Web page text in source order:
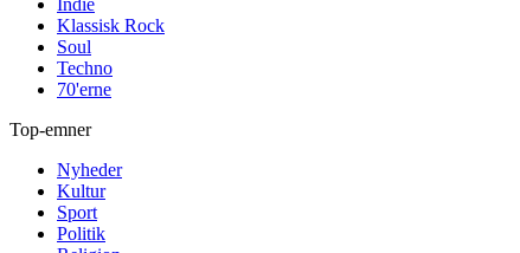
Indie
Klassisk Rock
Soul
Techno
70'erne
Top-emner
Nyheder
Kultur
Sport
Politik